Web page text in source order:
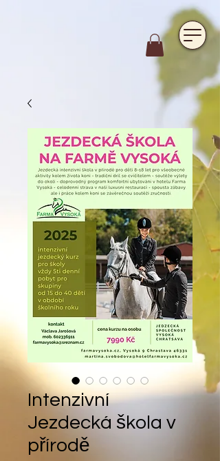
Intenzivní
Jezdecká škola v
přírodě